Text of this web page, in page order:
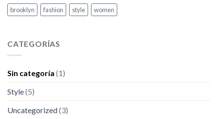
brooklyn fashion style women
CATEGORÍAS
Sin categoría (1)
Style(5)
Uncategorized(3)